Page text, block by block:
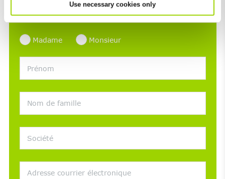
Use necessary cookies only
réjouirons de recevoir votre message via le
formulaire de contact ci-dessous.
Madame Monsieur